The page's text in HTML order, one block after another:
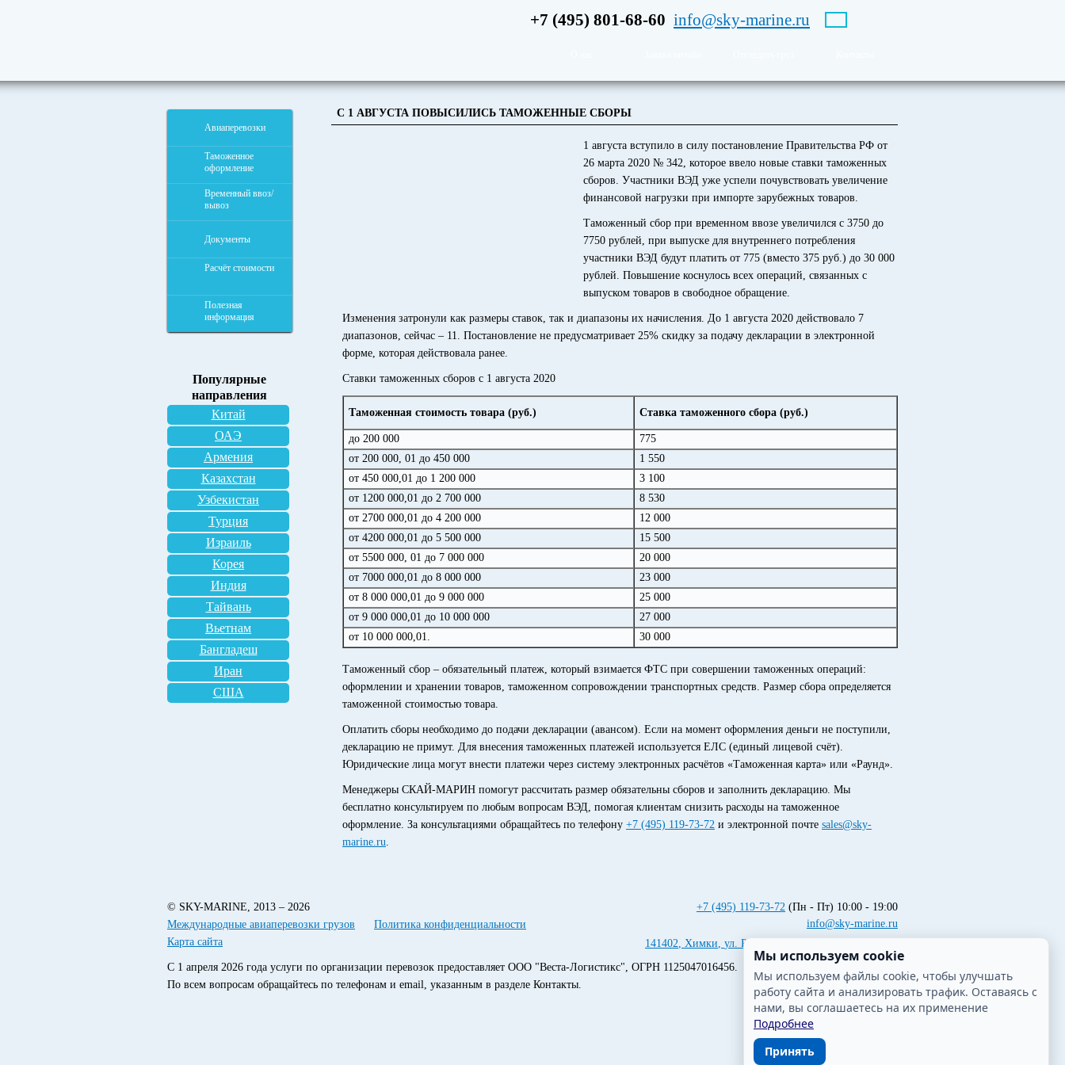
+7 (495) 801-68-60 info@sky-marine.ru
Авиаперевозки
Таможенное
оформление
Временный ввоз/
вывоз
Документы
Расчёт стоимости
Полезная
информация
Популярные
направления
Китай
ОАЭ
Армения
Казахстан
Узбекистан
Турция
Израиль
Корея
Индия
Тайвань
Вьетнам
Бангладеш
Иран
США
С 1 АВГУСТА ПОВЫСИЛИСЬ ТАМОЖЕННЫЕ СБОРЫ
1 августа вступило в силу постановление Правительства РФ от
26 марта 2020 № 342, которое ввело новые ставки таможенных
сборов. Участники ВЭД уже успели почувствовать увеличение
финансовой нагрузки при импорте зарубежных товаров.
Таможенный сбор при временном ввозе увеличился с 3750 до
7750 рублей, при выпуске для внутреннего потребления
участники ВЭД будут платить от 775 (вместо 375 руб.) до 30 000
рублей. Повышение коснулось всех операций, связанных с
выпуском товаров в свободное обращение.
Изменения затронули как размеры ставок, так и диапазоны их начисления. До 1 августа 2020 действовало 7
диапазонов, сейчас – 11. Постановление не предусматривает 25% скидку за подачу декларации в электронной
форме, которая действовала ранее.
Ставки таможенных сборов с 1 августа 2020
Таможенная стоимость товара (руб.) Ставка таможенного сбора (руб.)
до 200 000
775
от 200 000, 01 до 450 000
1 550
от 450 000,01 до 1 200 000
3 100
от 1200 000,01 до 2 700 000
8 530
от 2700 000,01 до 4 200 000
12 000
от 4200 000,01 до 5 500 000
15 500
от 5500 000, 01 до 7 000 000
20 000
от 7000 000,01 до 8 000 000
23 000
от 8 000 000,01 до 9 000 000
25 000
от 9 000 000,01 до 10 000 000
27 000
от 10 000 000,01.
30 000
Таможенный сбор – обязательный платеж, который взимается ФТС при совершении таможенных операций:
оформлении и хранении товаров, таможенном сопровождении транспортных средств. Размер сбора определяется
таможенной стоимостью товара.
Оплатить сборы необходимо до подачи декларации (авансом). Если на момент оформления деньги не поступили,
декларацию не примут. Для внесения таможенных платежей используется ЕЛС (единый лицевой счёт).
Юридические лица могут внести платежи через систему электронных расчётов «Таможенная карта» или «Раунд».
Менеджеры СКАЙ-МАРИН помогут рассчитать размер обязательны сборов и заполнить декларацию. Мы
бесплатно консультируем по любым вопросам ВЭД, помогая клиентам снизить расходы на таможенное
оформление. За консультациями обращайтесь по телефону +7 (495) 119-73-72 и электронной почте sales@sky-
marine.ru.
+7 (495) 119-73-72 (Пн - Пт) 10:00 - 19:00
info@sky-marine.ru
141402, Химки, ул. Репина, д.2/27, этаж 9, офис 902
© SKY-MARINE, 2013 – 2026
Международные авиаперевозки грузов
Политика конфиденциальности
Карта сайта
С 1 апреля 2026 года услуги по организации перевозок предоставляет ООО "Веста-Логистикс", ОГРН 1125047016456.
По всем вопросам обращайтесь по телефонам и email, указанным в разделе Контакты.
Мы используем cookie
Мы используем файлы cookie, чтобы улучшать
работу сайта и анализировать трафик. Оставаясь с
нами, вы соглашаетесь на их применение
Подробнее
Принять